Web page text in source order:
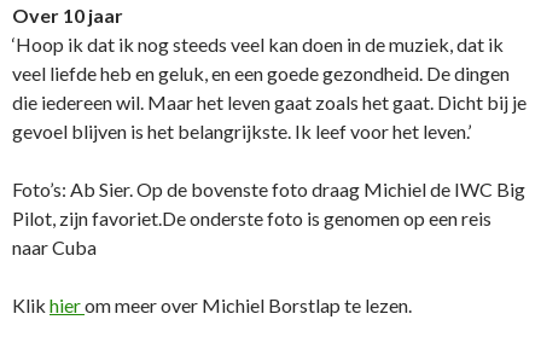
Over 10 jaar
‘Hoop ik dat ik nog steeds veel kan doen in de muziek, dat ik
veel liefde heb en geluk, en een goede gezondheid. De dingen
die iedereen wil. Maar het leven gaat zoals het gaat. Dicht bij je
gevoel blijven is het belangrijkste. Ik leef voor het leven.’
Foto’s: Ab Sier. Op de bovenste foto draag Michiel de IWC Big
Pilot, zijn favoriet.De onderste foto is genomen op een reis
naar Cuba
Klik hierom meer over Michiel Borstlap te lezen.